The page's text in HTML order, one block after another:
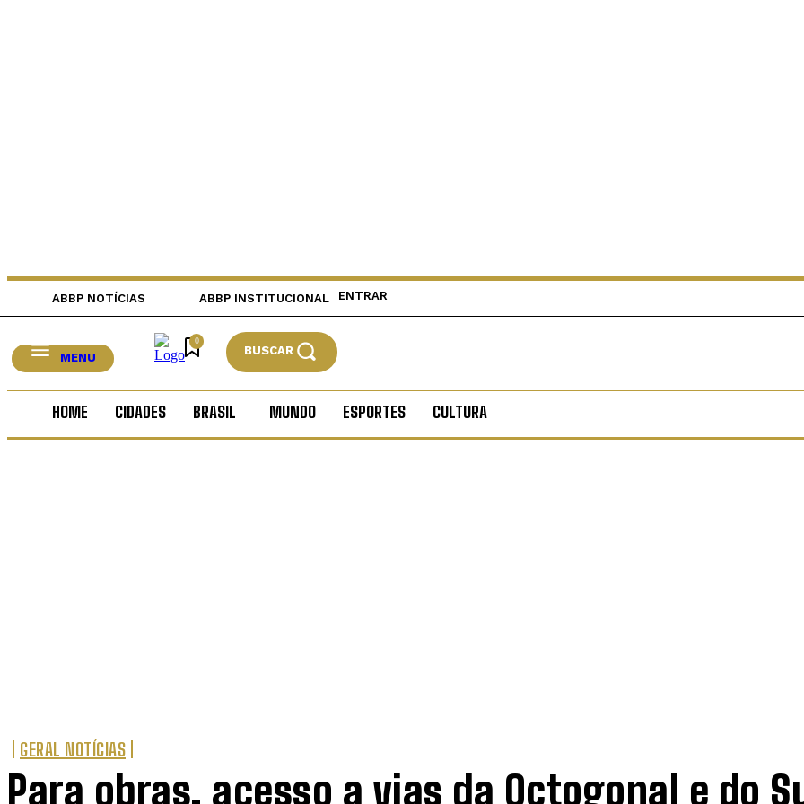
ABBP NOTÍCIAS ABBP INSTITUCIONAL ENTRAR
MENU
0
BUSCAR
HOME CIDADES BRASIL MUNDO ESPORTES CULTURA
GERAL NOTÍCIAS
Para obras, acesso a vias da Octogonal e do